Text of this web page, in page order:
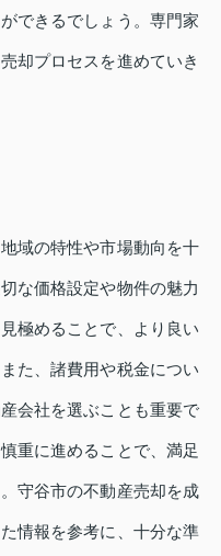
できるでしょう。専門家
却プロセスを進めていき
域の特性や市場動向を十
な価格設定や物件の魅力
極めることで、より良い
た、諸費用や税金につい
会社を選ぶことも重要で
重に進めることで、満足
守谷市の不動産売却を成
情報を参考に、十分な準